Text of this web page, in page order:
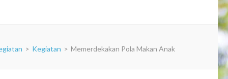
> Kegiatan > Memerdekakan Pola Makan Anak